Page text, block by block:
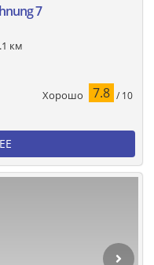
7
км
Хорошо 7.8 / 10